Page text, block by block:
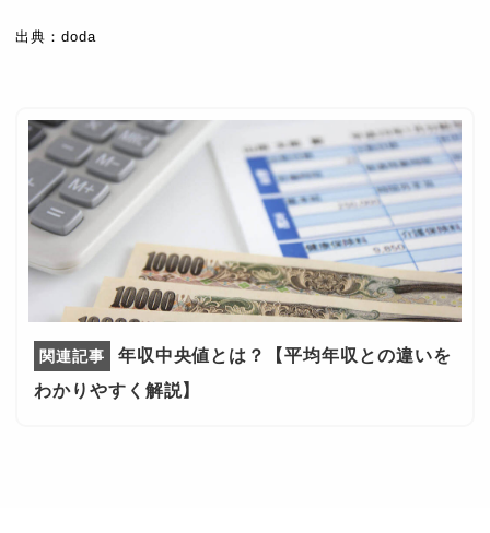
出典：doda
年収中央値とは？【平均年収との違いを
わかりやすく解説】